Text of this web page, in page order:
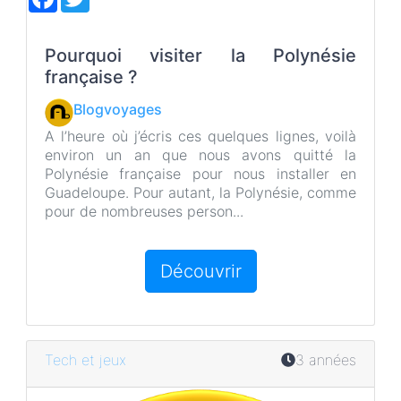
a
b
o
o
t
e
r
Pourquoi visiter la Polynésie
française ?
Blogvoyages
A l’heure où j’écris ces quelques lignes, voilà
environ un an que nous avons quitté la
Polynésie française pour nous installer en
Guadeloupe. Pour autant, la Polynésie, comme
pour de nombreuses person...
Découvrir
Tech et jeux 3 années